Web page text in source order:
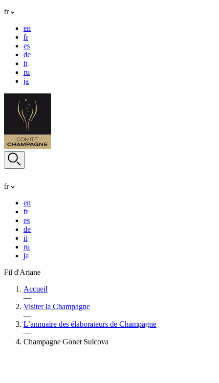
fr
en
fr
es
de
it
ru
ja
fr
en
fr
es
de
it
ru
ja
Fil d'Ariane
Accueil
—
Visiter la Champagne
—
L’annuaire des élaborateurs de Champagne
—
Champagne Gonet Sulcova